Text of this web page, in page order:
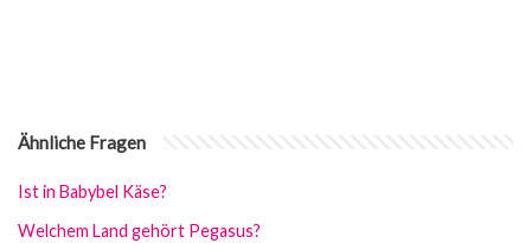
Ähnliche Fragen
Ist in Babybel Käse?
Welchem Land gehört Pegasus?